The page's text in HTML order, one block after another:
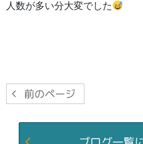
人数が多い分大変でした